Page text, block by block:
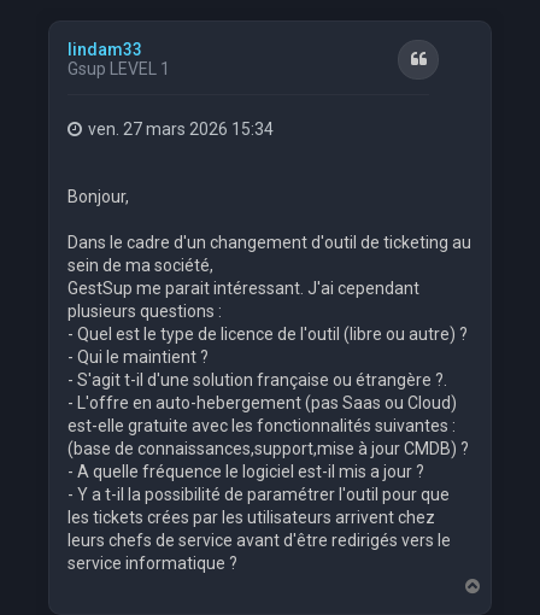
lindam33
Gsup LEVEL 1
Citation
ven. 27 mars 2026 15:34
Bonjour,
Dans le cadre d'un changement d'outil de ticketing au
sein de ma société,
GestSup me parait intéressant. J'ai cependant
plusieurs questions :
- Quel est le type de licence de l'outil (libre ou autre) ?
- Qui le maintient ?
- S'agit t-il d'une solution française ou étrangère ?.
- L'offre en auto-hebergement (pas Saas ou Cloud)
est-elle gratuite avec les fonctionnalités suivantes :
(base de connaissances,support,mise à jour CMDB) ?
- A quelle fréquence le logiciel est-il mis a jour ?
- Y a t-il la possibilité de paramétrer l'outil pour que
les tickets crées par les utilisateurs arrivent chez
leurs chefs de service avant d'être redirigés vers le
service informatique ?
a